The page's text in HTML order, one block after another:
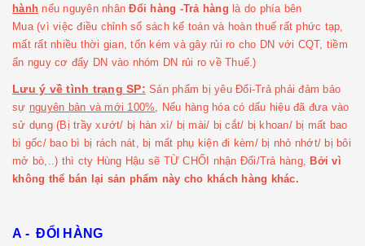
hành nếu nguyên nhânĐổi hàng -Trả hàng là do phía bên
Mua (vì việc điều chỉnh sổ sách kế toán và hoàn thuế rất phức tạp,
mất rất nhiều thời gian, tốn kém và gây rủi ro cho DN với CQT, tiềm
ẩn nguy cơ đẩy DN vào nhóm DN rủi ro về Thuế.)
Lưu ý về tình trạng SP: Sản phẩm bị yêu Đổi-Trả phải đảm bảo
sự nguyên bản và mới 100% , Nếu hàng hóa có dấu hiệu đã đưa vào
sử dụng (Bị trầy xướt/ bị hàn xì/ bị mài/ bị cắt/ bị khoan/ bị mất bao
bì gốc/ bao bì bị rách nát, bị mất phụ kiện đi kèm/ bị nhỏ nhớt/ bị bôi
mở bò,..) thì cty Hùng Hậu sẽ TỪ CHỐI nhận Đổi/Trả hàng,Bởi vì
không thể bán lại sản phẩm này cho khách hàng khác.
A - ĐỔI HÀNG